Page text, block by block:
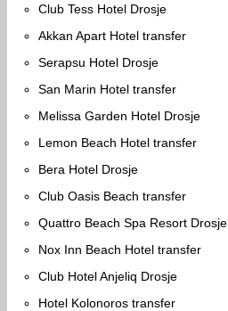
Club Tess Hotel Drosje
Akkan Apart Hotel transfer
Serapsu Hotel Drosje
San Marin Hotel transfer
Melissa Garden Hotel Drosje
Lemon Beach Hotel transfer
Bera Hotel Drosje
Club Oasis Beach transfer
Quattro Beach Spa Resort Drosje
Nox Inn Beach Hotel transfer
Club Hotel Anjeliq Drosje
Hotel Kolonoros transfer